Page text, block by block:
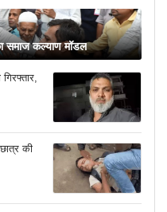
समाज कल्याण मॉडल
की